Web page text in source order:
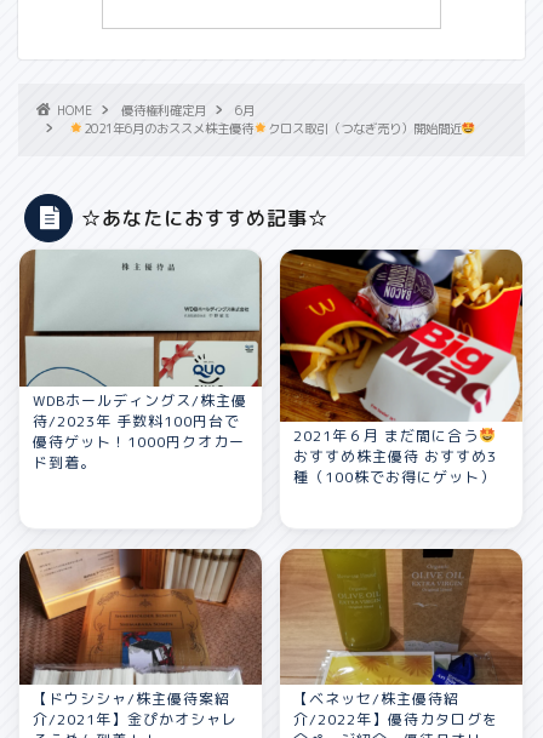
HOME 優待権利確定月
6月
2021年6月のおススメ株主優待
クロス取引（つなぎ売り）開始間近
☆あなたにおすすめ記事☆
WDBホールディングス/株主優
待/2023年 手数料100円台で
優待ゲット！1000円クオカー
ド到着。
2021年６月 まだ間に合う
おすすめ株主優待 おすすめ3
種（100株でお得にゲット）
【ドウシシャ/株主優待案紹
介/2021年】金ぴかオシャレ
【ベネッセ/株主優待紹
介/2022年】優待カタログを